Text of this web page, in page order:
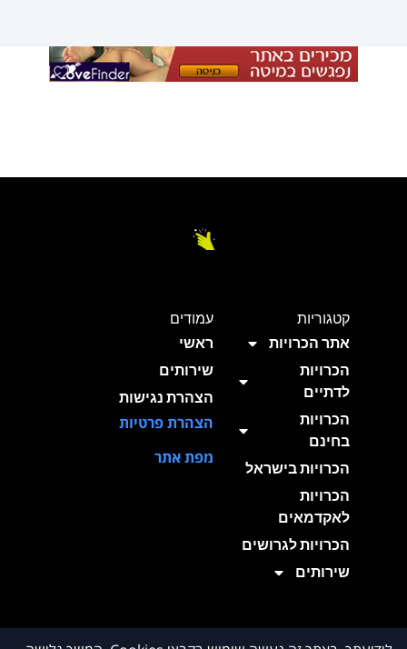
קטגוריות
אתר הכרויות
הכרויות
לדתיים
הכרויות
בחינם
הכרויות בישראל
הכרויות
לאקדמאים
הכרויות לגרושים
שירותים
עמודים
ראשי
שירותים
הצהרת נגישות
הצהרת פרטיות
מפת אתר